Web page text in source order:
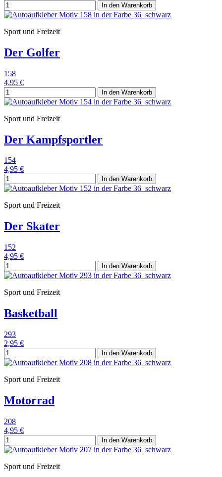
In den Warenkorb
Sport und Freizeit
Der Golfer
158
4,95 €
In den Warenkorb
Sport und Freizeit
Der Kampfsportler
154
4,95 €
In den Warenkorb
Sport und Freizeit
Der Skater
152
4,95 €
In den Warenkorb
Sport und Freizeit
Basketball
293
2,95 €
In den Warenkorb
Sport und Freizeit
Motorrad
208
4,95 €
In den Warenkorb
Sport und Freizeit